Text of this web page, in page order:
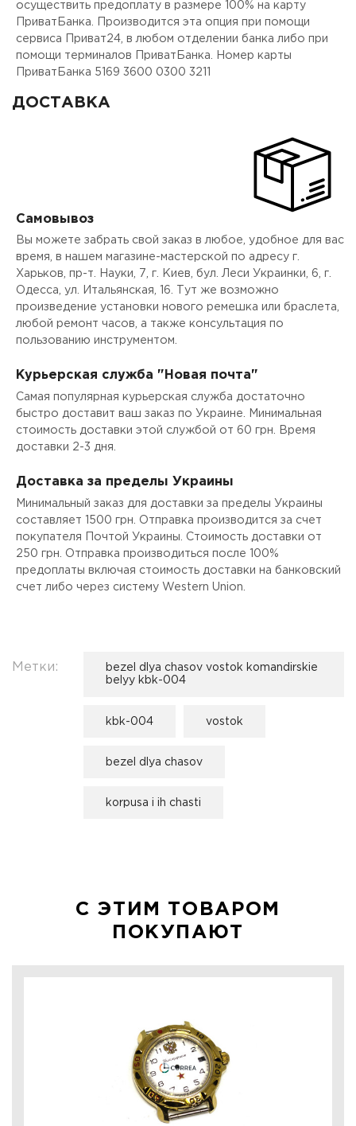
осуществить предоплату в размере 100% на карту
ПриватБанка. Производится эта опция при помощи
сервиса Приват24, в любом отделении банка либо при
помощи терминалов ПриватБанка. Номер карты
ПриватБанка 5169 3600 0300 3211
ДОСТАВКА
Самовывоз
Вы можете забрать свой заказ в любое, удобное для вас
время, в нашем магазине-мастерской по адресу г.
Харьков, пр-т. Науки, 7, г. Киев, бул. Леси Украинки, 6, г.
Одесса, ул. Итальянская, 16. Тут же возможно
произведение установки нового ремешка или браслета,
любой ремонт часов, а также консультация по
пользованию инструментом.
Курьерская служба "Новая почта"
Самая популярная курьерская служба достаточно
быстро доставит ваш заказ по Украине. Минимальная
стоимость доставки этой службой от 60 грн. Время
доставки 2-3 дня.
Доставка за пределы Украины
Минимальный заказ для доставки за пределы Украины
составляет 1500 грн. Отправка производится за счет
покупателя Почтой Украины. Стоимость доставки от
250 грн. Отправка производиться после 100%
предоплаты включая стоимость доставки на банковский
счет либо через систему Western Union.
Метки:
bezel dlya chasov vostok komandirskie
belyy kbk-004
kbk-004 vostok
bezel dlya chasov
korpusa i ih chasti
С ЭТИМ ТОВАРОМ
ПОКУПАЮТ